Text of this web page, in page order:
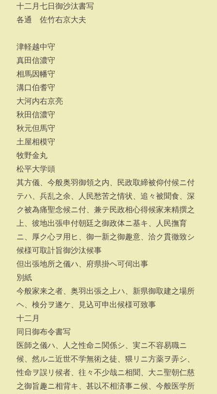
十二月七日御沙汰書写
各通 佐竹右京大夫
津軽越中守
真田信濃守
相馬因幡守
溝口伯耆守
大河内右京亮
秋田信濃守
秋元但馬守
土屋相模守
牧野金丸
松平大学頭
其方儀、今般奥羽御領之内、民政取締被仰付候ニ付
テハ、兵乱之余、人民愁苦之情状、追々被聞食、深
ク被為痛聖念候ニ付、兼テ民政相心得候家来精撰之
上、彼地出張申付朝廷之御政体ニ基キ、人民撫育
ニ、厚ク心ヲ用ヒ、御一新之御趣意、洽ク貫徹致シ
候様可取計旨御沙汰候事
但出張地所之儀ハ、府県掛ヘ可伺出事
別紙
今般家来之者、奥羽出張之上ハ、新県御取建之場所
ヘ、検分ヲ遂ケ、見込可申出候様可致事
十二月
同日御布令書写
医師之儀ハ、人之性命ニ関係シ、実ニ不容易職ニ
候、然ルニ近世不学無術之徒、猥リニ方薬ヲ弄シ、
性命ヲ誤リ候者、往々不少哉ニ相聞、大ニ聖朝仁慈
之御旨趣ニ相背キ、甚以不相済事ニ候、今般医学所